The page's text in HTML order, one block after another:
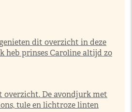
dit overzicht in deze
heb prinses Caroline altijd zo
overzicht. De avondjurk met
tule en lichtroze linten